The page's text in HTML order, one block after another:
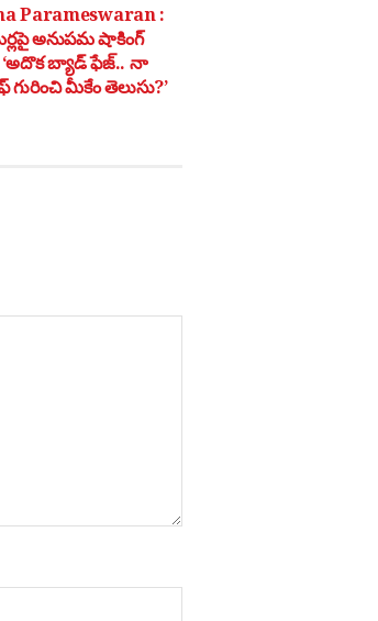
Parameswaran :
అనుపమ షాకింగ్
బ్యాడ్ ఫేజ్.. నా
గురించి మీకేం తెలుసు?’